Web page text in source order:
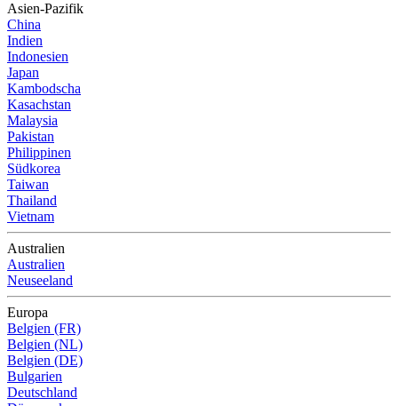
Asien-Pazifik
China
Indien
Indonesien
Japan
Kambodscha
Kasachstan
Malaysia
Pakistan
Philippinen
Südkorea
Taiwan
Thailand
Vietnam
Australien
Australien
Neuseeland
Europa
Belgien (FR)
Belgien (NL)
Belgien (DE)
Bulgarien
Deutschland